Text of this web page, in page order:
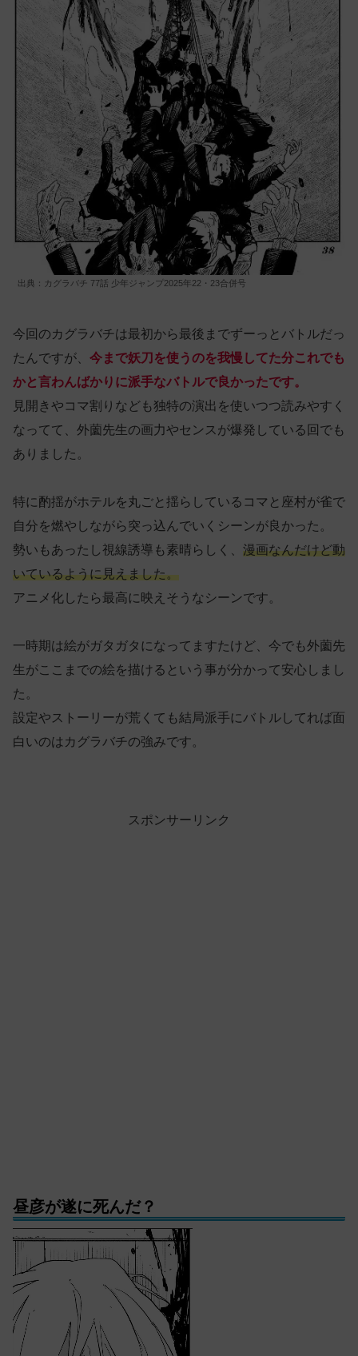
出典：カグラバチ 77話 少年ジャンプ2025年22・23合併号
今回のカグラバチは最初から最後までずーっとバトルだっ
たんですが、 今まで妖刀を使うのを我慢してた分これでも
かと言わんばかりに派手なバトルで良かったです。
見開きやコマ割りなども独特の演出を使いつつ読みやすく
なってて、外薗先生の画力やセンスが爆発している回でも
ありました。
特に酌揺がホテルを丸ごと揺らしているコマと座村が雀で
自分を燃やしながら突っ込んでいくシーンが良かった。
勢いもあったし視線誘導も素晴らしく、 漫画なんだけど動
いているように見えました。
アニメ化したら最高に映えそうなシーンです。
一時期は絵がガタガタになってますたけど、今でも外薗先
生がここまでの絵を描けるという事が分かって安心しまし
た。
設定やストーリーが荒くても結局派手にバトルしてれば面
白いのはカグラバチの強みです。
スポンサーリンク
昼彦が遂に死んだ？